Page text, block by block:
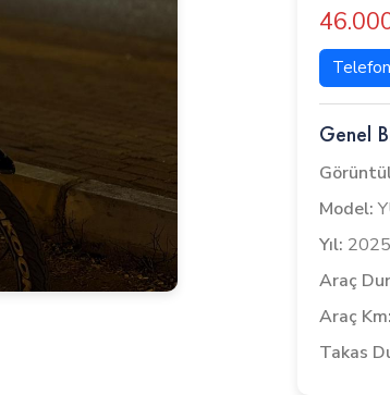
Genel
Model:
Yıl: 2025
Araç
Araç Km:
Takas